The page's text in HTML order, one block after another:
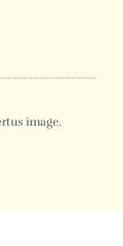
image.